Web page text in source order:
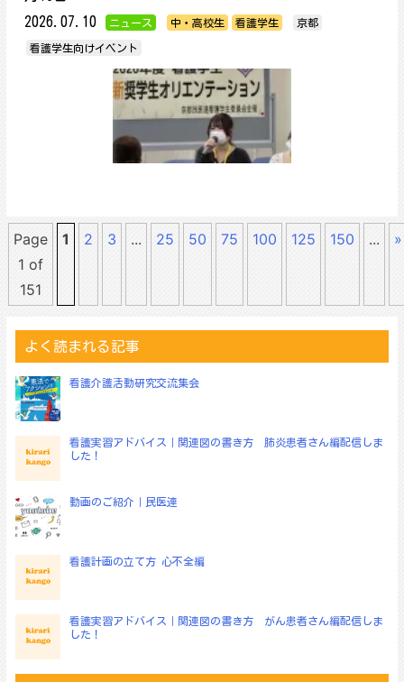
2026.07.10
ニュース 中・高校生 看護学生 京都
看護学生向けイベント
Page
1 of
151
1 2 3 ... 25 50 75 100 125 150 ... »
よく読まれる記事
看護介護活動研究交流集会
看護実習アドバイス｜関連図の書き方 肺炎患者さん編配信しま
した！
動画のご紹介｜民医連
看護計画の立て方 心不全編
看護実習アドバイス｜関連図の書き方 がん患者さん編配信しま
した！